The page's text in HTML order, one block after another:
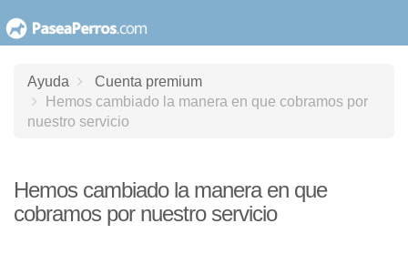
al
contenido
Ayuda
Cuenta premium
Hemos cambiado la manera en que cobramos por
nuestro servicio
Hemos cambiado la manera en que
cobramos por nuestro servicio